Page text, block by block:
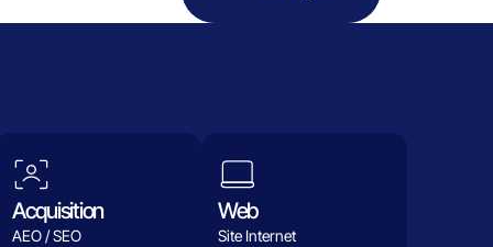
Acquisition
AEO / SEO
Web
Site Internet